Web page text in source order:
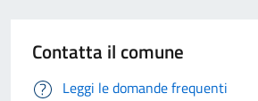
Contatta il comune
Leggi le domande frequenti